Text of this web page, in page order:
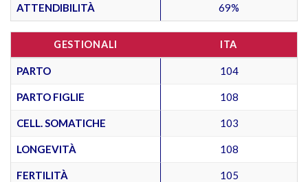
ATTENDIBILITÀ 69%
GESTIONALI ITA
PARTO 104
PARTO FIGLIE 108
CELL. SOMATICHE 103
LONGEVITÀ 108
FERTILITÀ 105